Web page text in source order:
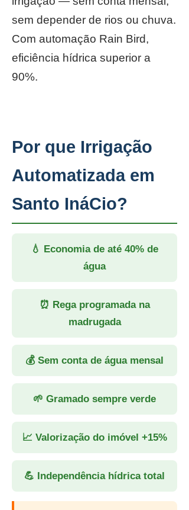
sem depender de rios ou chuva.
Com automação Rain Bird,
eficiência hídrica superior a
90%.
Por que Irrigação
Automatizada em
Santo InáCio?
💧 Economia de até 40% de
água
⏰ Rega programada na
madrugada
💰 Sem conta de água mensal
🌱 Gramado sempre verde
📈 Valorização do imóvel +15%
💪 Independência hídrica total